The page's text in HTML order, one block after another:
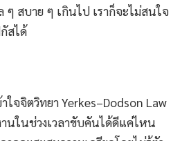
สบาย ๆ เกินไป เราก็จะไม่สนใจ
สได้
ใจจิตวิทยา Yerkes–Dodson Law
นในช่วงเวลาขับคันได้ดีแค่ไหน